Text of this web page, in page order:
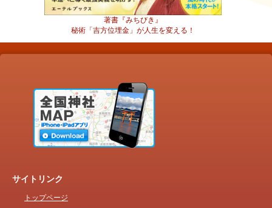
著書『みちびき』
秘術「吉方位埋金」が人生を変える！
サイトリンク
トップページ